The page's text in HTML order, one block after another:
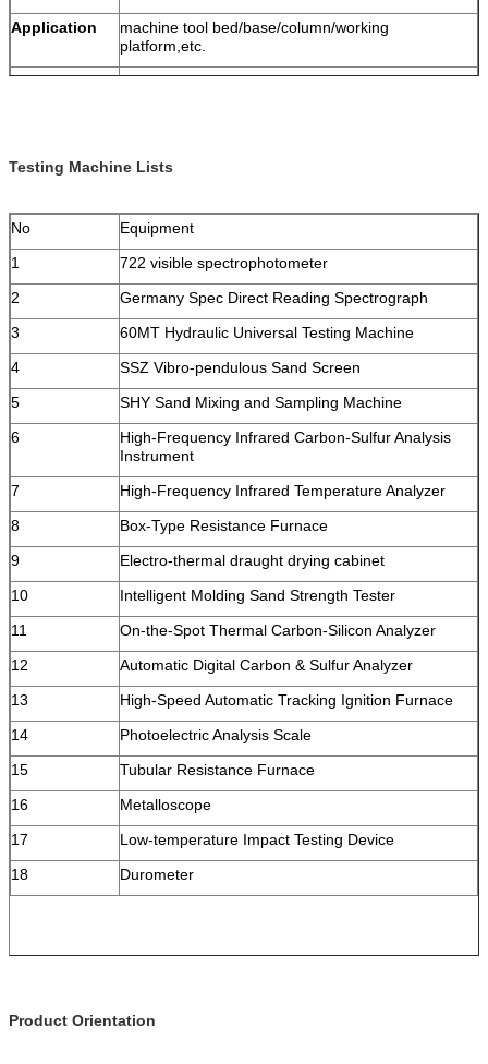
Application
machine tool bed/base/column/working
platform,etc.
Test facility
spectrometer, tensile test machine, hardness test
Testing Machine Lists
No
Equipment
1
722 visible spectrophotometer
2
Germany Spec Direct Reading Spectrograph
3
60MT Hydraulic Universal Testing Machine
4
SSZ Vibro-pendulous Sand Screen
5
SHY Sand Mixing and Sampling Machine
6
High-Frequency Infrared Carbon-Sulfur Analysis
Instrument
7
High-Frequency Infrared Temperature Analyzer
8
Box-Type Resistance Furnace
9
Electro-thermal draught drying cabinet
10
Intelligent Molding Sand Strength Tester
11
On-the-Spot Thermal Carbon-Silicon Analyzer
12
Automatic Digital Carbon & Sulfur Analyzer
13
High-Speed Automatic Tracking Ignition Furnace
14
Photoelectric Analysis Scale
15
Tubular Resistance Furnace
16
Metalloscope
17
Low-temperature Impact Testing Device
18
Durometer
Product Orientation